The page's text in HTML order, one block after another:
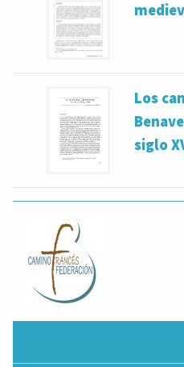
Los
siglo